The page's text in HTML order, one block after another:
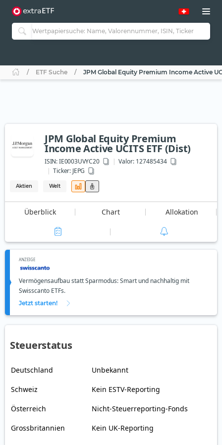
ETF Suche JPM Global Equity Premium Income Active
JPM Global Equity Premium
Income Active UCITS ETF (Dist)
ISIN:IE0003UVYC20
Valor: 127485434
Ticker: JEPG
Aktien Welt
Überblick Chart Allokation
ANZEIGE
Vermögensaufbau statt Sparmodus: Smart und nachhaltig mit
Swisscanto ETFs.
Jetzt starten!
Steuerstatus
Deutschland Unbekannt
Schweiz Kein ESTV-Reporting
Österreich Nicht-Steuerreporting-Fonds
Grossbritannien Kein UK-Reporting